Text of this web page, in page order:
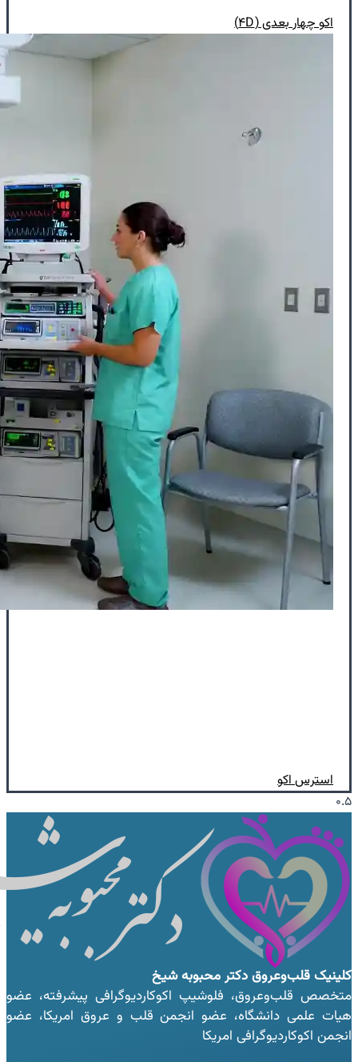
اکو چهار بعدی (۴D)
استرس اکو
کلینیک قلب‌وعروقدکتر محبوبه شیخ
متخصص قلب‌وعروق، فلوشیپ اکوکاردیوگرافی پیشرفته، عضو
هیات علمی دانشگاه، عضو انجمن قلب و عروق امریکا، عضو
انجمن اکوکاردیوگرافی امریکا